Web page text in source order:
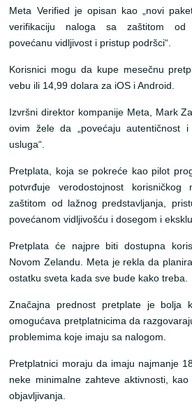
Meta Verified je opisan kao „novi
verifikaciju naloga sa zaštitom od
povećanu vidljivost i pristup podršci“.
Korisnici mogu da kupe mesečnu
vebu ili 14,99 dolara za iOS i Android.
Izvršni direktor kompanije Meta, Mark
ovim žele da „povećaju autentičnost
usluga“.
Pretplata, koja se pokreće kao pilot
potvrđuje verodostojnost korisničkog
zaštitom od lažnog predstavljanja,
povećanom vidljivošću i dosegom i
Pretplata će najpre biti dostupna
Novom Zelandu. Meta je rekla da
ostatku sveta kada sve bude kako treba.
Značajna prednost pretplate je bolja
omogućava pretplatnicima da
problemima koje imaju sa nalogom.
Pretplatnici moraju da imaju najmanje
neke minimalne zahteve aktivnosti,
objavljivanja.